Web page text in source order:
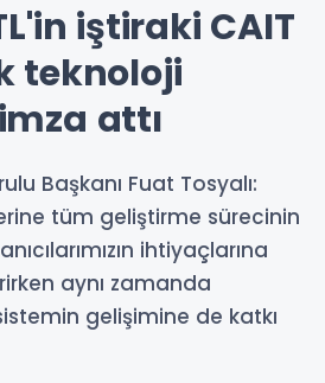
iştiraki CAIT
teknoloji
attı
Başkanı Fuat Tosyalı:
tüm geliştirme sürecinin
ihtiyaçlarına
aynı zamanda
gelişimine de katkı